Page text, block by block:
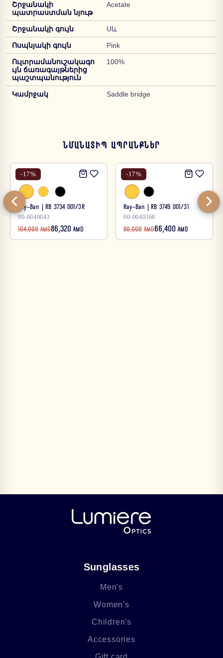
Շրջանակի
պատրաստման նյութ
Acetate
Շրջանակի գույն Սև
Ոսպնյակի գույն Pink
Ուլտրամանուշակագո
ւյն ճառագայթներից
պաշտպանություն
100%
Կամրջակ Saddle bridge
ՆՄԱՆԱՏԻՊ ԱՊՐԱՆՔՆԵՐ
-17%
Ray-Ban | RB 3734 001/3R
00-0040043
104,000 AMD86,320 AMD
-17%
Ray-Ban | RB 3749 001/31
00-0040368
80,000 AMD66,400 AMD
Sunglasses
Men's
Women's
Children's
Accessories